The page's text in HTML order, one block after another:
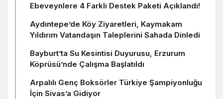
Ebeveynlere 4 Farklı Destek Paketi Açıklandı!
Aydıntepe’de Köy Ziyaretleri, Kaymakam
Yıldırım Vatandaşın Taleplerini Sahada Dinledi
Bayburt’ta Su Kesintisi Duyurusu, Erzurum
Köprüsü’nde Çalışma Başlatıldı
Arpalılı Genç Boksörler Türkiye Şampiyonluğu
İçin Sivas’a Gidiyor